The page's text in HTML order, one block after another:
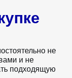
не
и не
подходящую